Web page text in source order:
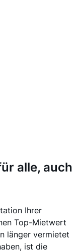
alle, auch
Ihrer
Top-Mietwert
länger vermietet
ist die